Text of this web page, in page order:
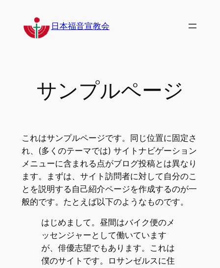
日本福音宣教会
サンプルページ
これはサンプルページです。同じ位置に固定さ
れ、(多くのテーマでは) サイトナビゲーション
メニューに含まれる点がブログ投稿とは異なり
ます。まずは、サイト訪問者に対して自分のこ
とを説明する自己紹介ページを作成するのが一
般的です。たとえば以下のようなものです。
はじめまして。昼間はバイク便のメ
ッセンジャーとして働いています
が、俳優志望でもあります。これは
僕のサイトです。ロサンゼルスに住